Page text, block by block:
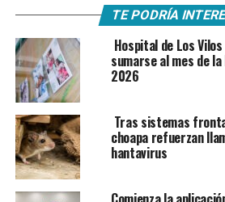
TE PODRÍA
Hospital de Los
sumarse al mes de
2026
Tras sistemas
choapa refuerzan
hantavirus